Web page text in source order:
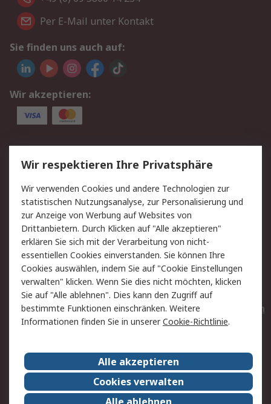
Per E-Mail unter Kontakt
Sie finden uns auch auf:
Wir akzeptieren:
Service
Value Added Services
Lieferlösungen
Rücksendungen
Kontakt
Hilfe
Privatkunden
Rechtliches
AGB
Datenschutz
Cookie-Richtlinie
Zahlungsbedingungen
Copyright/Impressum
Entsorgung
Elektrogeräte/Batterien
RS weltweit
Karriere bei RS
Nachhaltigkeit
Qualität/Umwelt/ZertifikatePresse-Center
Wir respektieren Ihre Privatsphäre
Wir verwenden Cookies und andere Technologien zur
statistischen Nutzungsanalyse, zur Personalisierung und
zur Anzeige von Werbung auf Websites von
Drittanbietern. Durch Klicken auf "Alle akzeptieren"
erklären Sie sich mit der Verarbeitung von nicht-
essentiellen Cookies einverstanden. Sie können Ihre
Cookies auswählen, indem Sie auf "Cookie Einstellungen
verwalten" klicken. Wenn Sie dies nicht möchten, klicken
Sie auf "Alle ablehnen". Dies kann den Zugriff auf
bestimmte Funktionen einschränken. Weitere
Informationen finden Sie in unsererCookie-Richtlinie.
Alle akzeptieren
Cookies verwalten